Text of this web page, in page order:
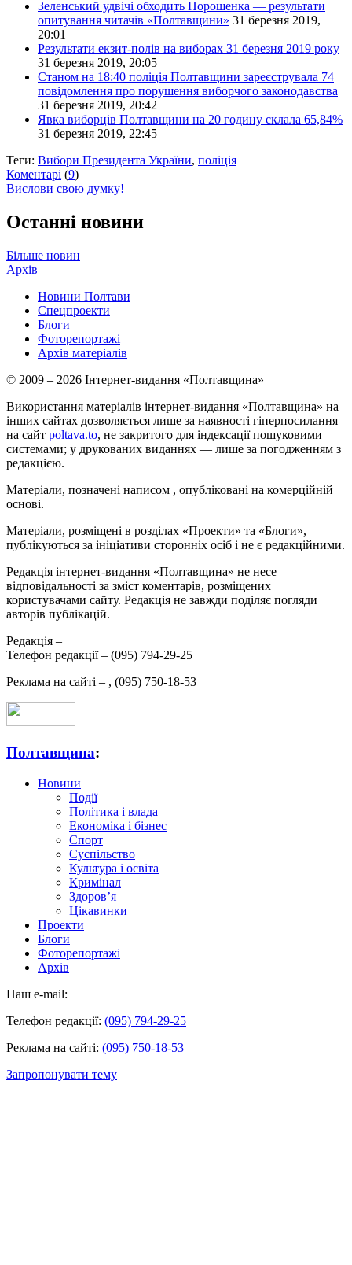
Зеленський удвічі обходить Порошенка — результати
опитування читачів «Полтавщини» 31 березня 2019,
20:01
Результати екзит-полів на виборах 31 березня 2019 року
31 березня 2019, 20:05
Станом на 18:40 поліція Полтавщини зареєструвала 74
повідомлення про порушення виборчого законодавства
31 березня 2019, 20:42
Явка виборців Полтавщини на 20 годину склала 65,84%
31 березня 2019, 22:45
Теги: Вибори Президента України, поліція
Коментарі (9)
Вислови свою думку!
Останні новини
Більше новин
Архів
Новини Полтави
Спецпроекти
Блоги
Фоторепортажі
Архів матеріалів
© 2009 – 2026 Інтернет-видання «Полтавщина»
Використання матеріалів інтернет-видання «Полтавщина» на
інших сайтах дозволяється лише за наявності гіперпосилання
на сайт poltava.to, не закритого для індексації пошуковими
системами; у друкованих виданнях — лише за погодженням з
редакцією.
Матеріали, позначені написом , опубліковані на комерційній
основі.
Матеріали, розміщені в розділах «Проекти» та «Блоги»,
публікуються за ініціативи сторонніх осіб і не є редакційними.
Редакція інтернет-видання «Полтавщина» не несе
відповідальності за зміст коментарів, розміщених
користувачами сайту. Редакція не завжди поділяє погляди
авторів публікацій.
Редакція –
Телефон редакції – (095) 794-29-25
Реклама на сайті – , (095) 750-18-53
Полтавщина:
Новини
Події
Політика і влада
Економіка і бізнес
Спорт
Суспільство
Культура і освіта
Кримінал
Здоров’я
Цікавинки
Проекти
Блоги
Фоторепортажі
Архів
Наш e-mail:
Телефон редакції: (095) 794-29-25
Реклама на сайті: (095) 750-18-53
Запропонувати тему